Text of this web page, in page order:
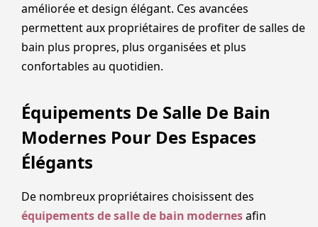
améliorée et design élégant. Ces avancées
permettent aux propriétaires de profiter de salles de
bain plus propres, plus organisées et plus
confortables au quotidien.
Équipements De Salle De Bain
Modernes Pour Des Espaces
Élégants
De nombreux propriétaires choisissent des
équipements de salle de bain modernesafin